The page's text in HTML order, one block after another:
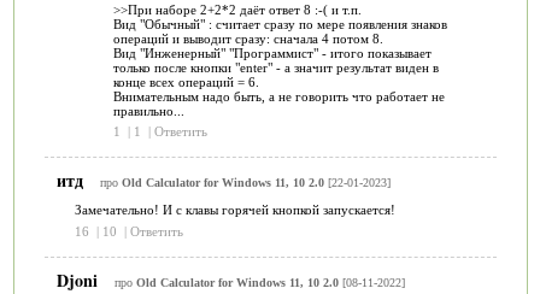
>>При наборе 2+2*2 даёт ответ 8 :-( и т.п.
Вид "Обычный" : считает сразу по мере появления знаков
операций и выводит сразу: сначала 4 потом 8.
Вид "Инженерный" "Программист" - итого показывает
только после кнопки "enter" - а значит результат виден в
конце всех операций = 6.
Внимательным надо быть, а не говорить что работает не
правильно...
1
| 1 | Ответить
итд про Old Calculator for Windows 11, 10 2.0[22-01-2023]
Замечательно! И с клавы горячей кнопкой запускается!
16
| 10 | Ответить
Djoni про Old Calculator for Windows 11, 10 2.0[08-11-2022]